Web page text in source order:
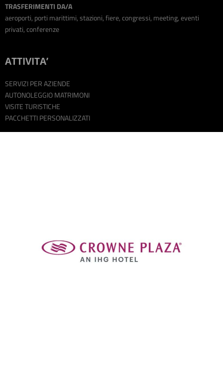
TRASFERIMENTI DA/A
aeroporti, porti marittimi, stazioni, fiere, congressi, meeting, eventi
privati, conferenze
ATTIVITA’
SERVIZI PER AZIENDE
AUTONOLEGGIO MATRIMONI
VISITE TURISTICHE
PACCHETTI PERSONALIZZATI